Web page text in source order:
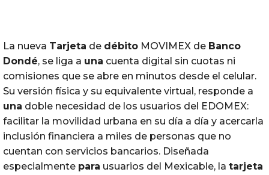
La nueva Tarjeta de débito MOVIMEX de Banco
Dondé, se liga a una cuenta digital sin cuotas ni
comisiones que se abre en minutos desde el celular.
Su versión física y su equivalente virtual, responde a
una doble necesidad de los usuarios del EDOMEX:
facilitar la movilidad urbana en su día a día y acercarla
inclusión financiera a miles de personas que no
cuentan con servicios bancarios. Diseñada
especialmente para usuarios del Mexicable, la tarjeta